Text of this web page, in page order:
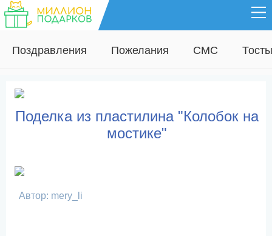
Поздравления Пожелания СМС Тосты
Поделка из пластилина "Колобок на
мостике"
Автор: mery_li